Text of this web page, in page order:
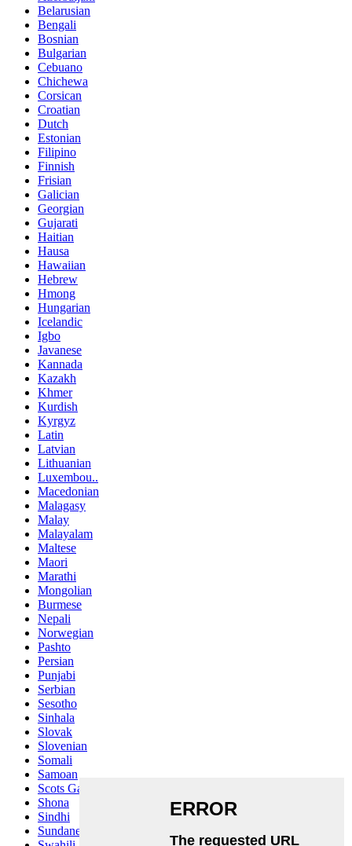
Belarusian
Bengali
Bosnian
Bulgarian
Cebuano
Chichewa
Corsican
Croatian
Dutch
Estonian
Filipino
Finnish
Frisian
Galician
Georgian
Gujarati
Haitian
Hausa
Hawaiian
Hebrew
Hmong
Hungarian
Icelandic
Igbo
Javanese
Kannada
Kazakh
Khmer
Kurdish
Kyrgyz
Latin
Latvian
Lithuanian
Luxembou..
Macedonian
Malagasy
Malay
Malayalam
Maltese
Maori
Marathi
Mongolian
Burmese
Nepali
Norwegian
Pashto
Persian
Punjabi
Serbian
Sesotho
Sinhala
Slovak
Slovenian
Somali
Samoan
Scots Gaelic
Shona
Sindhi
Sundanese